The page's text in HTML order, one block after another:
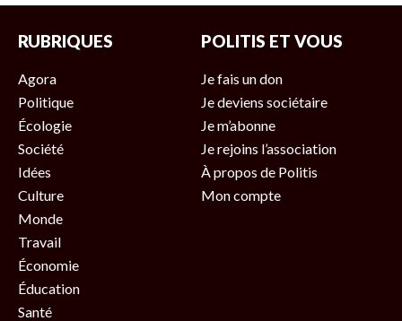
RUBRIQUES
Agora
Politique
Écologie
Société
Idées
Culture
Monde
Travail
Économie
Éducation
Santé
POLITIS ET VOUS
Je fais un don
Je deviens sociétaire
Je m’abonne
Je rejoins l’association
À propos de Politis
Mon compte